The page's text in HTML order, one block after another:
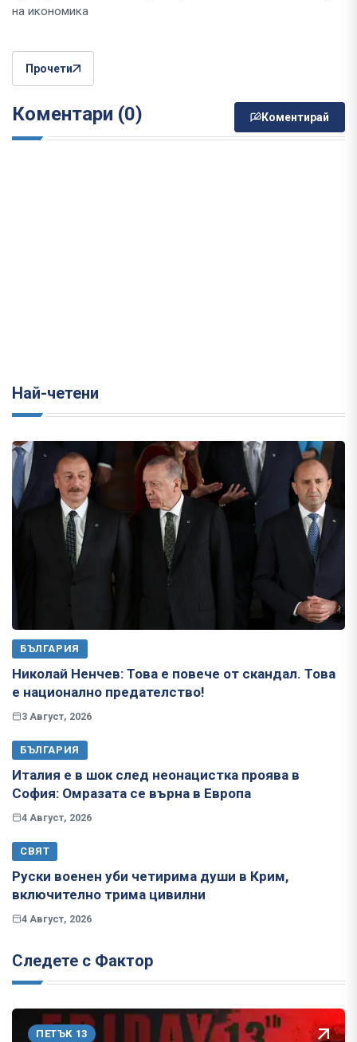
на икономика
Прочети
Коментари (0) Коментирай
Най-четени
БЪЛГАРИЯ
Николай Ненчев: Това е повече от скандал. Това
е национално предателство!
3 Август, 2026
БЪЛГАРИЯ
Италия е в шок след неонацистка проява в
София: Омразата се върна в Европа
4 Август, 2026
СВЯТ
Руски военен уби четирима души в Крим,
включително трима цивилни
4 Август, 2026
Следете с Фактор
ПЕТЪК 13